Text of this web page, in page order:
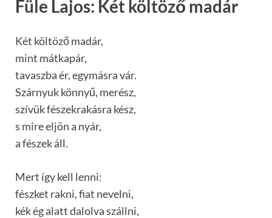
Füle Lajos: Két költöző madár
Két költöző madár,
mint mátkapár,
tavaszba ér, egymásra vár.
Szárnyuk könnyű, merész,
szívük fészekrakásra kész,
s mire eljön a nyár,
a fészek áll.
Mert így kell lenni:
fészket rakni, fiat nevelni,
kék ég alatt dalolva szállni,